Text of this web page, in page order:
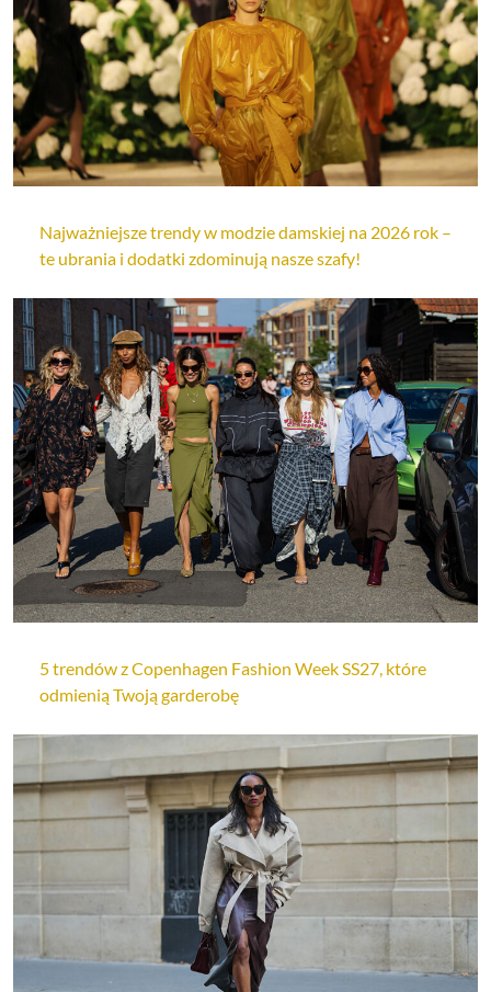
Najważniejsze trendy w modzie damskiej na 2026 rok –
te ubrania i dodatki zdominują nasze szafy!
5 trendów z Copenhagen Fashion Week SS27, które
odmienią Twoją garderobę